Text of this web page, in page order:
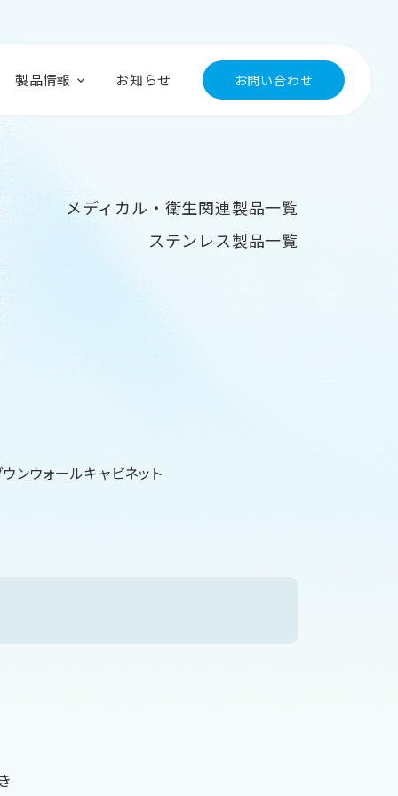
製品情報 お知らせ お問い合わせ
メディカル・衛生関連製品一覧
ステンレス製品一覧
ンウォールキャビネット